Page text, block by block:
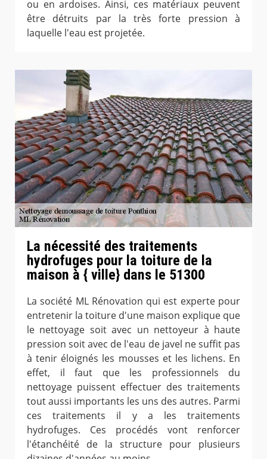
ou en ardoises. Ainsi, ces matériaux peuvent
être détruits par la très forte pression à
laquelle l'eau est projetée.
La nécessité des traitements
hydrofuges pour la toiture de la
maison à { ville} dans le 51300
La société ML Rénovation qui est experte pour
entretenir la toiture d'une maison explique que
le nettoyage soit avec un nettoyeur à haute
pression soit avec de l'eau de javel ne suffit pas
à tenir éloignés les mousses et les lichens. En
effet, il faut que les professionnels du
nettoyage puissent effectuer des traitements
tout aussi importants les uns des autres. Parmi
ces traitements il y a les traitements
hydrofuges. Ces procédés vont renforcer
l'étanchéité de la structure pour plusieurs